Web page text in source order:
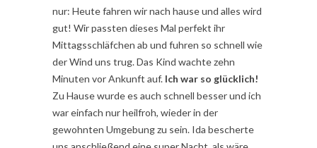
nur: Heute fahren wir nach hause und alles wird
gut! Wir passten dieses Mal perfekt ihr
Mittagsschläfchen ab und fuhren so schnell wie
der Wind uns trug. Das Kind wachte zehn
Minuten vor Ankunft auf. Ich war so glücklich!
Zu Hause wurde es auch schnell besser und ich
war einfach nur heilfroh, wieder in der
gewohnten Umgebung zu sein. Ida bescherte